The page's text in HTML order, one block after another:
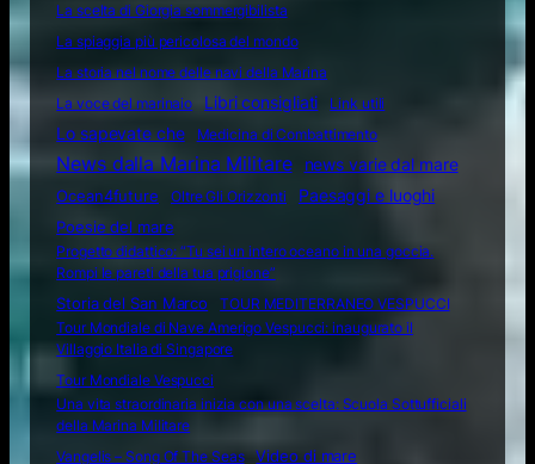
La scelta di Giorgia sommergibilista
La spiaggia più pericolosa del mondo
La storia nel nome delle navi della Marina
La voce del marinaio
Libri consigliati Link utili
Lo sapevate che Medicina di Combattimento
News dalla Marina Militare
news varie dal mare
Ocean4future
Oltre Gli Orizzonti
Paesaggi e luoghi
Poesie del mare
Progetto didattico: “Tu sei un intero oceano in una goccia.
Rompi le pareti della tua prigione”
Storia del San Marco
TOUR MEDITERRANEO VESPUCCI
Tour Mondiale di Nave Amerigo Vespucci: inaugurato il
Villaggio Italia di Singapore
Tour Mondiale Vespucci
Una vita straordinaria inizia con una scelta: Scuola Sottufficiali
della Marina Militare
Vangelis – Song Of The Seas
Video di mare